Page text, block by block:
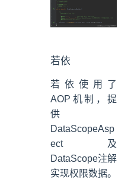
若依
若依使用了
AOP机制，提
供
DataScopeAsp
ect及
DataScope注解
实现权限数据。